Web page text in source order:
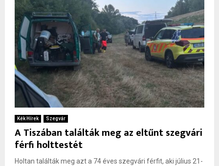
Kék Hírek Szegvár
A Tiszában találták meg az eltűnt szegvári
férfi holttestét
Holtan találták meg azt a 74 éves szegvári férfit, aki július 21-